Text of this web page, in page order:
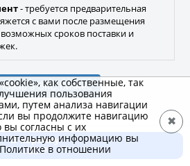
- требуется предварительная
с вами после размещения
сроков поставки и
товар в ЭКС.Бизнес
В корзину
730 ₽
как собственные, так
пользования
путем анализа навигации
вы продолжите навигацию
согласны с их
информацию вы
в отношении
✖